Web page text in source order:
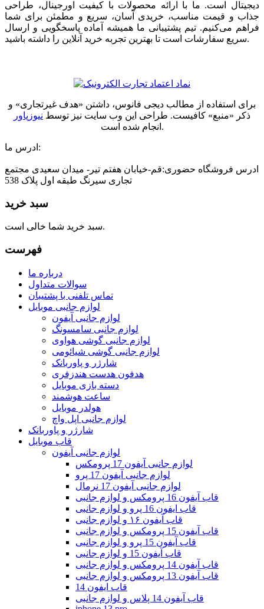
دیجیتال است. ما با ارائه محصولات با کیفیت اورجینال، طراحی
جذاب و قیمت مناسب، خریدی آسان، سریع و مطمئن برای شما
فراهم می‌کنیم. تیم پشتیبانی ما همیشه آماده پاسخگویی و ارسال
سریع سفارشات است تا بهترین تجربه خرید آنلاین را داشته باشید.
برای استفاده از مطالب دیجی فانوس، داشتن «هدف غیرتجاری» و
ذکر «منبع» کافیست. طراحی این وب سایت نیز توسط نیوزپاور
انجام شده است.
ادرس ما:
ادرس فروشگاه حضوری:قم-خیابان هفتم تیر- میدان سعیدی مجتمع
تجاری سیرنگ طبقه اول پلاک 538
سبد خرید
سبد خرید شما خالی است.
فهرست
درباره ما
سوالات متداول
تماس تلفنی با پشتیبان
لوازم جانبی موبایل
لوازم جانبی آیفون
لوازم جانبی سامسونگ
لوازم جانبی گوشی هواوی
لوازم جانبی گوشی شیائومی
شارژر و پاوربانک
هدفون هدست هندزفری
دسته بازی موبایل
ساعت هوشمند
هولدر موبایل
لوازم جانبی اپل واچ
شارژر و پاوربانک
قاب موبایل
لوازم جانبی آیفون
لوازم جانبی آیفون 17 پرومکس
لوازم جانبی آیفون 17 پرو
لوازم جانبی آیفون 17 نرمال
قاب آیفون 16 پرومکس و لوازم جانبی
قاب ایفون 16 پرو و لوازم جانبی
قاب آیفون ۱۶ و لوازم جانبی
قاب آیفون 15 پرومکس و لوازم جانبی
قاب آیفون 15 پرو و لوازم جانبی
قاب آیفون 15 و لوازم جانبی
قاب آیفون 14 پرومکس و لوازم جانبی
قاب آیفون 13 پرومکس و لوازم جانبی
قاب ایفون 14
قاب آیفون 14 پلاس و لوازم جانبی